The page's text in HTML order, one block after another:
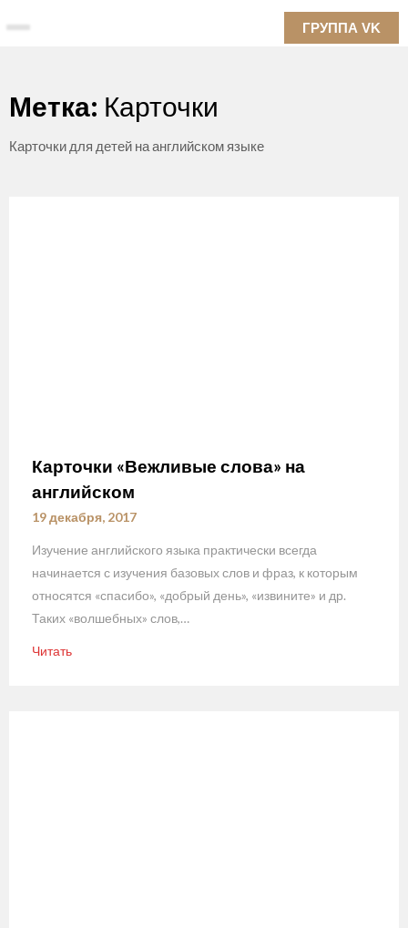
to
ГРУППА VK
Метка: Карточки
Карточки для детей на английском языке
Карточки «Вежливые слова» на
английском
19 декабря, 2017
Изучение английского языка практически всегда
начинается с изучения базовых слов и фраз, к которым
относятся «спасибо», «добрый день», «извините» и др.
Таких «волшебных» слов,…
Читать